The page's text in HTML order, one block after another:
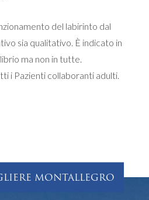
del labirinto dal
sia qualitativo. È indicato in
ma non in tutte.
i Pazienti collaboranti adulti.
MONTALLEGRO